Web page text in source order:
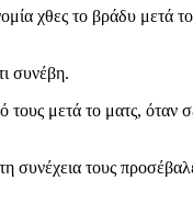
χθες το βράδυ μετά
συνέβη.
μετά το ματς, όταν
συνέχεια τους